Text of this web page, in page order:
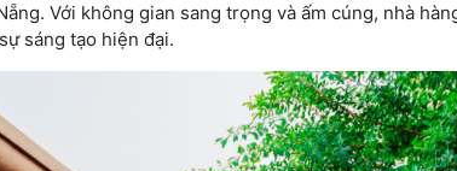
Với không gian sang trọng và ấm cúng, nhà
sáng tạo hiện đại.